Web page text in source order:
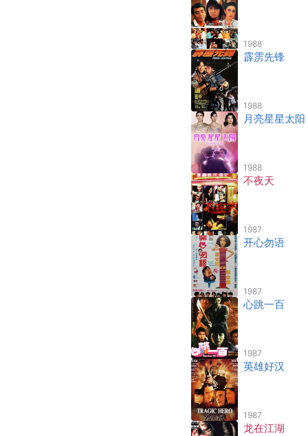
1988
霹雳先锋
1988
月亮星星太阳
1988
不夜天
1987
开心勿语
1987
心跳一百
1987
英雄好汉
1987
龙在江湖